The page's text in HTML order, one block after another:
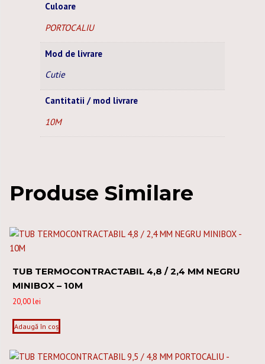
Culoare
PORTOCALIU
Mod de livrare
Cutie
Cantitatii / mod livrare
10M
Produse Similare
TUB TERMOCONTRACTABIL 4,8 / 2,4 MM NEGRU
MINIBOX – 10M
20,00lei
Adaugă în coș